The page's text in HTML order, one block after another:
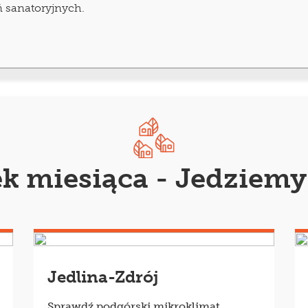
sanatoryjnych.
pobytu w sanatorium z dofinansowaniem z
na NFZ jest długiczas oczekiwania
lekarz ubezpieczenia zdrowotnego. Musi on
miesiąca -
Jedlina-Zdrój